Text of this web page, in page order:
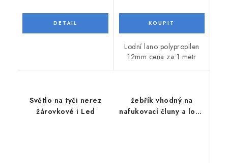
Lodní lano polypropilen
12mm cena za 1 metr
Světlo na tyči nerez
žárovkové i Led
žebřík vhodný na
nafukovací čluny a lodě